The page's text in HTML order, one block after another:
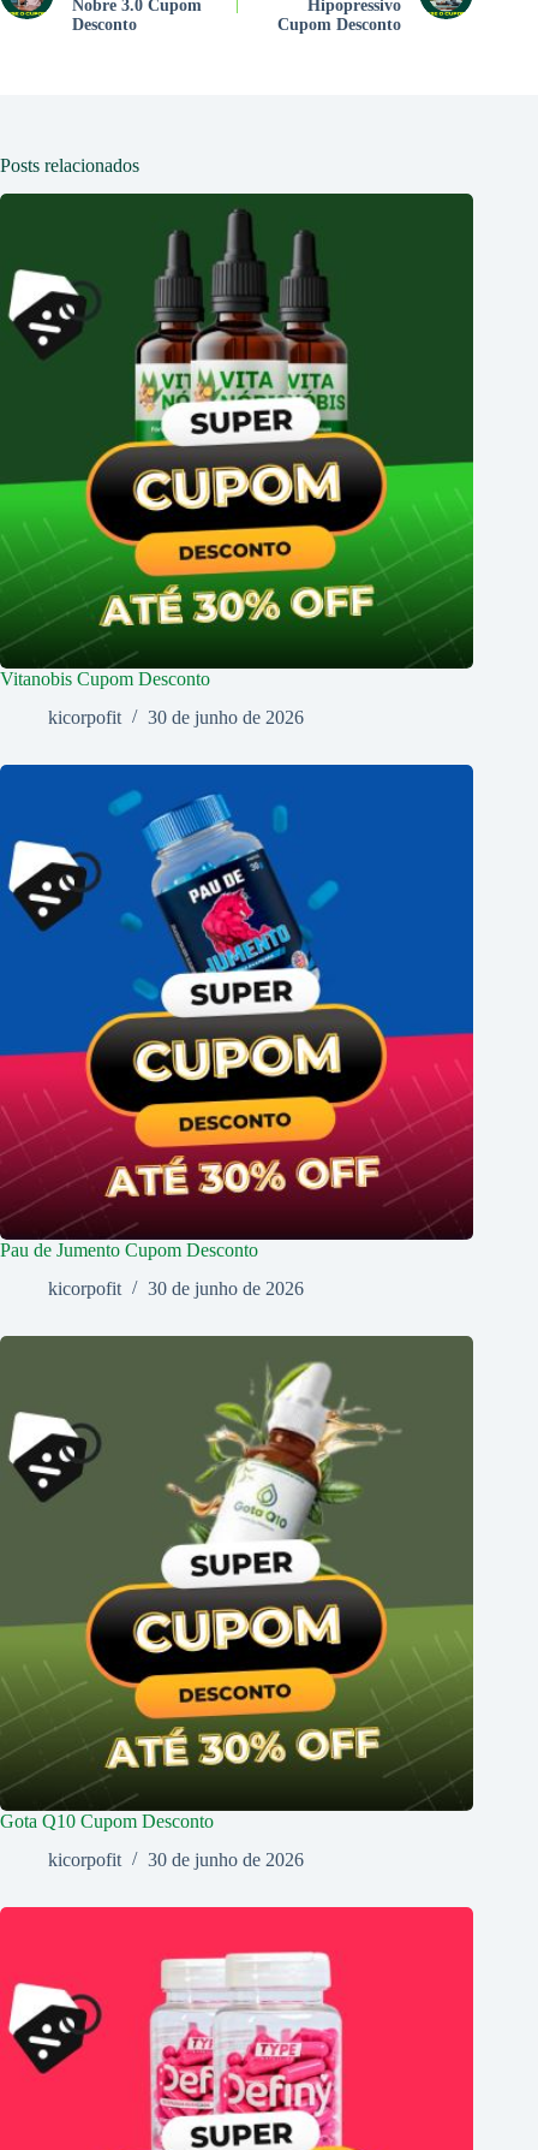
Nobre 3.0 Cupom
Desconto
Hipopressivo
Cupom Desconto
Posts relacionados
Vitanobis Cupom Desconto
kicorpofit
30 de junho de 2026
Pau de Jumento Cupom Desconto
kicorpofit
30 de junho de 2026
Gota Q10 Cupom Desconto
kicorpofit
30 de junho de 2026